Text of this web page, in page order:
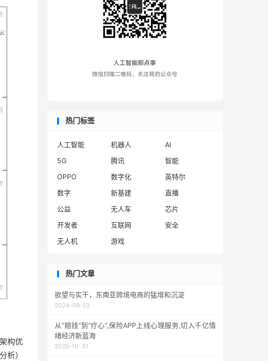
构优
析）
热门标签
人工智能 机器人
AI
5G
腾讯
智能
OPPO
数字化
英特尔
数字
新基建
直播
公益
无人车
芯片
开发者
互联网
安全
无人机
游戏
热门文章
欲望与实干，东南亚跨境电商的猛增和沉淀
2024-09-23
从“赔钱”到“疗心”,保险APP上线心理服务,切入千亿情
绪经济新蓝海
2025-10-31